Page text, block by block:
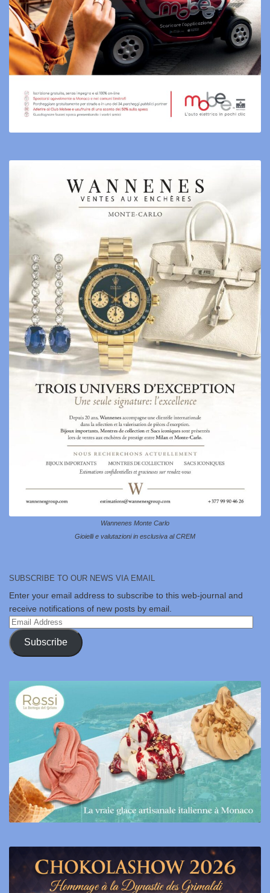
Wannenes Monte Carlo
Gioielli e valutazioni in esclusiva al CREM
SUBSCRIBE TO OUR NEWS VIA EMAIL
Enter your email address to subscribe to this web-journal and
receive notifications of new posts by email.
Email
Address
Subscribe